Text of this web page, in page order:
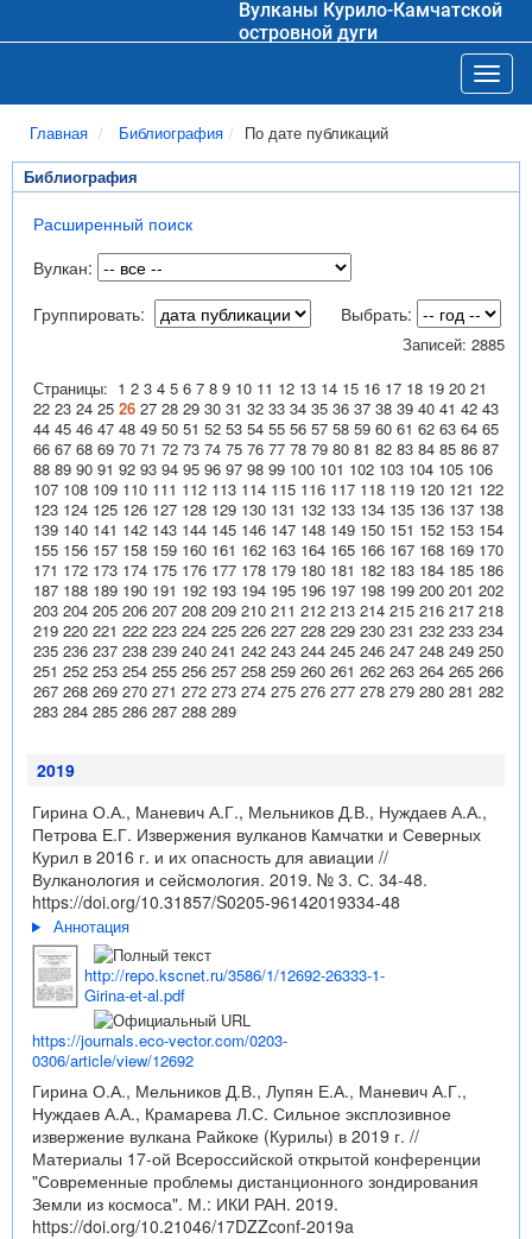
Вулканы Курило-Камчатской
островной дуги
Главная Библиография По дате публикаций
Библиография
Расширенный поиск
Вулкан:
Группировать:
Выбрать:
Записей: 2885
Страницы: 1 2 3 4 5 6 7 8 9 10 11 12 13 14 15 16 17 18 19 20 21
22 23 24 25 26 27 28 29 30 31 32 33 34 35 36 37 38 39 40 41 42 43
44 45 46 47 48 49 50 51 52 53 54 55 56 57 58 59 60 61 62 63 64 65
66 67 68 69 70 71 72 73 74 75 76 77 78 79 80 81 82 83 84 85 86 87
88 89 90 91 92 93 94 95 96 97 98 99 100 101 102 103 104 105 106
107 108 109 110 111 112 113 114 115 116 117 118 119 120 121 122
123 124 125 126 127 128 129 130 131 132 133 134 135 136 137 138
139 140 141 142 143 144 145 146 147 148 149 150 151 152 153 154
155 156 157 158 159 160 161 162 163 164 165 166 167 168 169 170
171 172 173 174 175 176 177 178 179 180 181 182 183 184 185 186
187 188 189 190 191 192 193 194 195 196 197 198 199 200 201 202
203 204 205 206 207 208 209 210 211 212 213 214 215 216 217 218
219 220 221 222 223 224 225 226 227 228 229 230 231 232 233 234
235 236 237 238 239 240 241 242 243 244 245 246 247 248 249 250
251 252 253 254 255 256 257 258 259 260 261 262 263 264 265 266
267 268 269 270 271 272 273 274 275 276 277 278 279 280 281 282
283 284 285 286 287 288 289
2019
Гирина О.А., Маневич А.Г., Мельников Д.В., Нуждаев А.А.,
Петрова Е.Г. Извержения вулканов Камчатки и Северных
Курил в 2016 г. и их опасность для авиации //
Вулканология и сейсмология. 2019. № 3. С. 34-48.
https://doi.org/10.31857/S0205-96142019334-48
Аннотация
http://repo.kscnet.ru/3586/1/12692-26333-1-
Girina-et-al.pdf
https://journals.eco-vector.com/0203-
0306/article/view/12692
Гирина О.А., Мельников Д.В., Лупян Е.А., Маневич А.Г.,
Нуждаев А.А., Крамарева Л.С. Сильное эксплозивное
извержение вулкана Райкоке (Курилы) в 2019 г. //
Материалы 17-ой Всероссийской открытой конференции
"Современные проблемы дистанционного зондирования
Земли из космоса". М.: ИКИ РАН. 2019.
https://doi.org/10.21046/17DZZconf-2019a